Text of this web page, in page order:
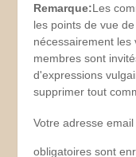
Remarque:Les
les points de vue
nécessairement les
membres sont
d'expressions
supprimer tout
Votre adresse
obligatoires sont